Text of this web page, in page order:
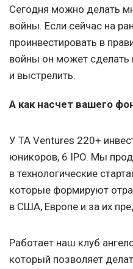
Сегодня можно делать
войны. Если сейчас на
проинвестировать в
войны он может сделать
и выстрелить.
А как насчет вашего
У TA Ventures 220+
юникоров, 6 IPO. Мы
в технологические
которые формируют
в США, Европе и за их
Работает наш клуб
который позволяет